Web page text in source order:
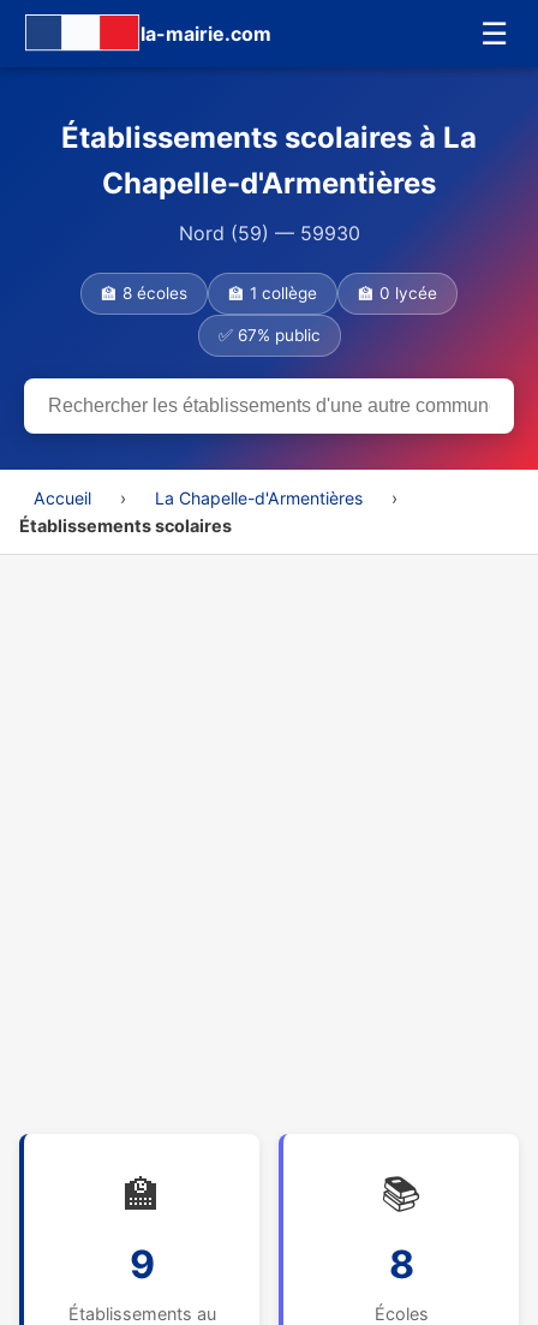
la-mairie.com ☰
Établissements scolaires à La
Chapelle-d'Armentières
Nord (59) — 59930
🏫 8 écoles 🏫 1 collège 🏫 0 lycée
✅ 67% public
Accueil › La Chapelle-d'Armentières
›
Établissements scolaires
🏫
9
Établissements au
📚
8
Écoles